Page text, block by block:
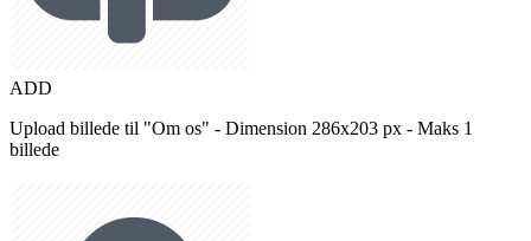
ADD
Upload billede til "Om os" - Dimension 286x203 px - Maks 1
billede